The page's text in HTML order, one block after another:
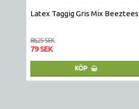
Latex Taggig Gris Mix Beeztees
86,25 SEK
79 SEK
KÖP